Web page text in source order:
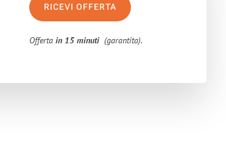
RICEVI OFFERTA
Offertain 15 minuti (garantita).